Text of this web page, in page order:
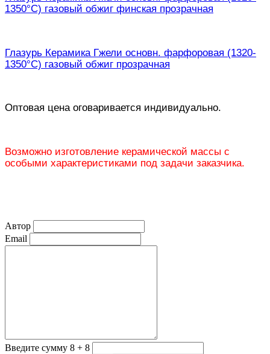
1350°С) газовый обжиг финская прозрачная
Глазурь Керамика Гжели основн. фарфоровая (1320-
1350°С) газовый обжиг прозрачная
Оптовая цена оговаривается индивидуально.
Возможно изготовление керамической массы с
особыми характеристиками под задачи заказчика.
Автор
Email
Введите сумму 8 + 8